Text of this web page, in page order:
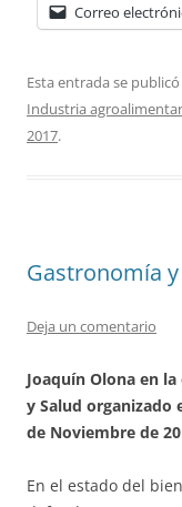
Correo
Esta entrada se publicó
Industria
2017.
Gastronomía y
Deja un comentario
Joaquín Olona en
y Salud organizado
de Noviembre de
En el estado del